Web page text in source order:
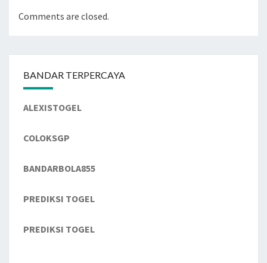
Comments are closed.
BANDAR TERPERCAYA
ALEXISTOGEL
COLOKSGP
BANDARBOLA855
PREDIKSI TOGEL
PREDIKSI TOGEL